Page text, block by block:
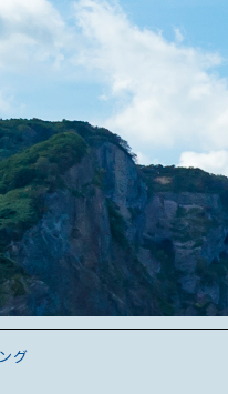
グ